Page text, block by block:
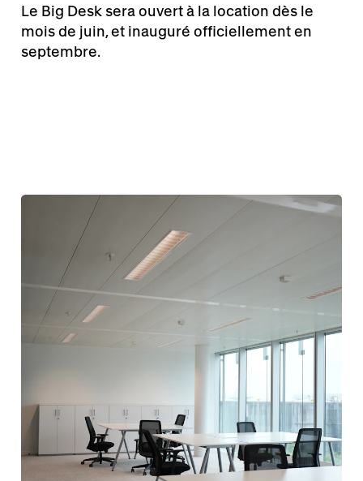
Le Big Desk sera ouvert à la location dès le
mois de juin, et inauguré officiellement en
septembre.